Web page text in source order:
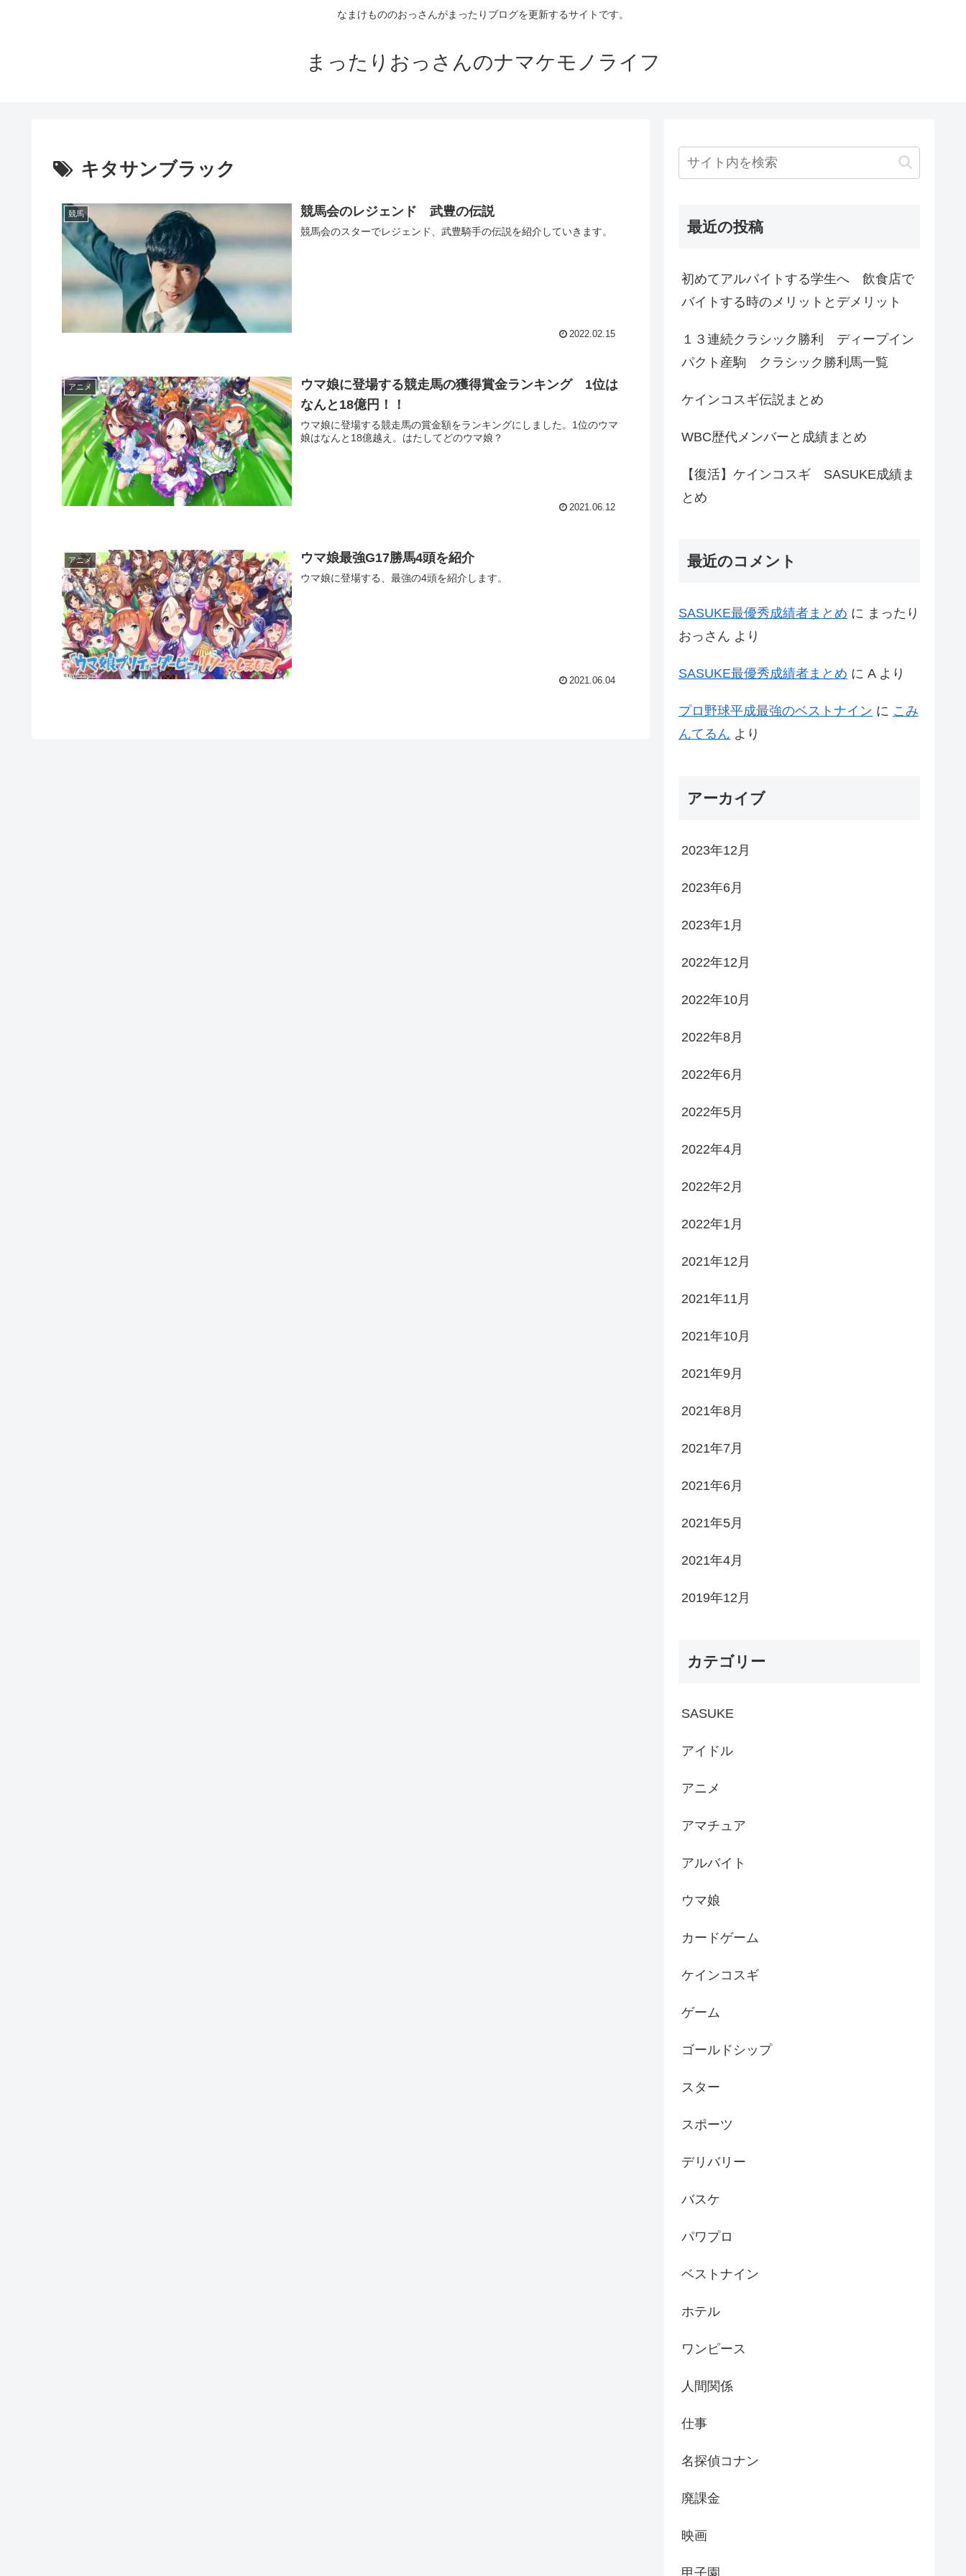
なまけもののおっさんがまったりブログを更新するサイトです。
まったりおっさんのナマケモノライフ
キタサンブラック
競馬 競馬会のレジェンド 武豊の伝説
競馬会のスターでレジェンド、武豊騎手の伝説を紹介していきます。
2022.02.15
アニメ
ウマ娘に登場する競走馬の獲得賞金ランキング 1位は
なんと18億円！！
ウマ娘に登場する競走馬の賞金額をランキングにしました。1位のウマ
娘はなんと18億越え。はたしてどのウマ娘？
2021.06.12
アニメ ウマ娘最強G17勝馬4頭を紹介
ウマ娘に登場する、最強の4頭を紹介します。
2021.06.04
最近の投稿
初めてアルバイトする学生へ 飲食店で
バイトする時のメリットとデメリット
１３連続クラシック勝利 ディープイン
パクト産駒 クラシック勝利馬一覧
ケインコスギ伝説まとめ
WBC歴代メンバーと成績まとめ
【復活】ケインコスギ SASUKE成績ま
とめ
最近のコメント
SASUKE最優秀成績者まとめ に まったり
おっさん より
SASUKE最優秀成績者まとめ に Aより
プロ野球平成最強のベストナイン に こみ
んてるん より
アーカイブ
2023年12月
2023年6月
2023年1月
2022年12月
2022年10月
2022年8月
2022年6月
2022年5月
2022年4月
2022年2月
2022年1月
2021年12月
2021年11月
2021年10月
2021年9月
2021年8月
2021年7月
2021年6月
2021年5月
2021年4月
2019年12月
カテゴリー
SASUKE
アイドル
アニメ
アマチュア
アルバイト
ウマ娘
カードゲーム
ケインコスギ
ゲーム
ゴールドシップ
スター
スポーツ
デリバリー
バスケ
パワプロ
ベストナイン
ホテル
ワンピース
人間関係
仕事
名探偵コナン
廃課金
映画
甲子園